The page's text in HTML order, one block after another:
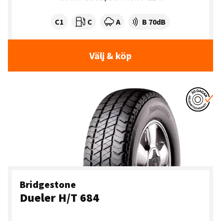
Tyre class:
C1 Rullmotstånd:
C Våtgrepp:
A Ljudnivå dB:
B 70dB
Välj & köp
Bridgestone
Dueler H/T 684